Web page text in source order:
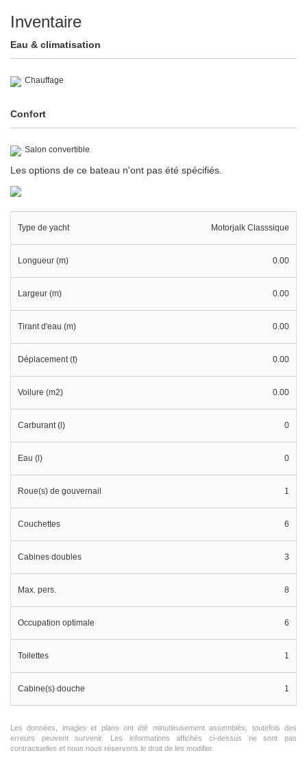
Inventaire
Eau & climatisation
Chauffage
Confort
Salon convertible
Les options de ce bateau n'ont pas été spécifiés.
Type de yacht Motorjalk Classsique
Longueur (m) 0.00
Largeur (m) 0.00
Tirant d'eau (m) 0.00
Déplacement (t) 0.00
Voilure (m2) 0.00
Carburant (l) 0
Eau (l) 0
Roue(s) de gouvernail 1
Couchettes 6
Cabines doubles 3
Max. pers. 8
Occupation optimale 6
Toilettes 1
Cabine(s) douche 1
Les données, images et plans ont été minutieusement assemblés, toutefois des
erreurs peuvent survenir. Les informations affichés ci-dessus ne sont pas
contractuelles et nous nous réservons le droit de les modifier.